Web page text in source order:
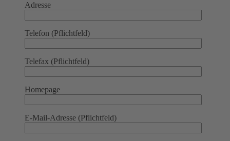
Adresse
Telefon (Pflichtfeld)
Telefax (Pflichtfeld)
Homepage
E-Mail-Adresse (Pflichtfeld)